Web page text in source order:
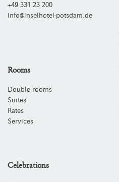
+49 331 23 200
info@inselhotel-potsdam.de
Rooms
Double rooms
Suites
Rates
Services
Celebrations